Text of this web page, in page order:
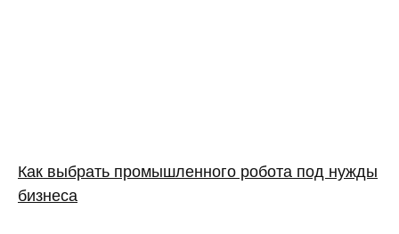
Как выбрать промышленного робота под нужды
бизнеса